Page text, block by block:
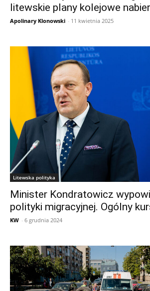
litewskie plany kolejowe
Apolinary Klonowski - 11 kwietnia 2025
Litewska polityka
Minister Kondratowicz
polityki migracyjnej. Ogólny
KW - 6 grudnia 2024